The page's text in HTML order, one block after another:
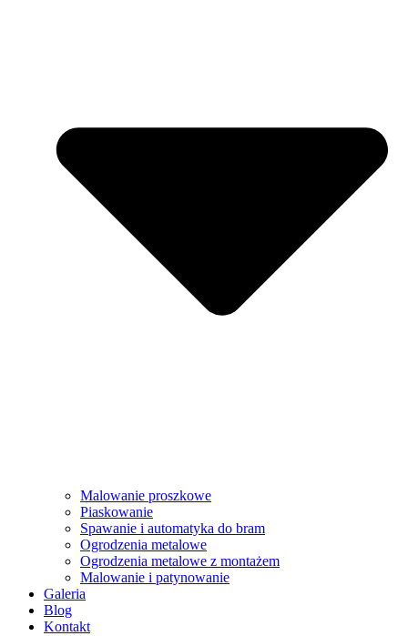
Malowanie proszkowe
Piaskowanie
Spawanie i automatyka do bram
Ogrodzenia metalowe
Ogrodzenia metalowe z montażem
Malowanie i patynowanie
Galeria
Blog
Kontakt